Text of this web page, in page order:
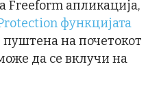
Freeform апликација,
функцијата
пуштена на почетокот
да се вклучи на